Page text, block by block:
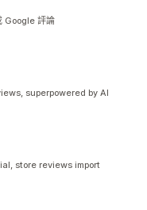
Google 評論
superpowered by AI
store reviews import